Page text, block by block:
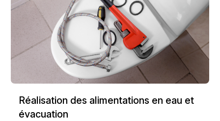
Réalisation des alimentations en eau et
évacuation